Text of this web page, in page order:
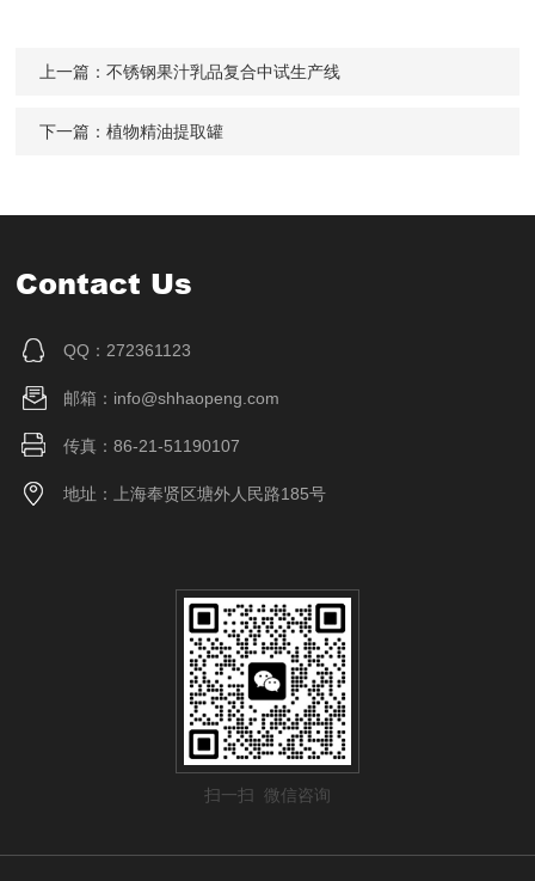
上一篇：不锈钢果汁乳品复合中试生产线
下一篇：植物精油提取罐
Contact Us
QQ：272361123
邮箱：info@shhaopeng.com
传真：86-21-51190107
地址：上海奉贤区塘外人民路185号
扫一扫 微信咨询